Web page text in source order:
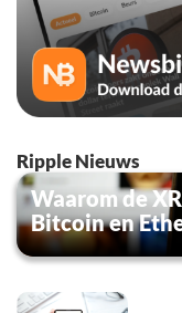
Ripple Nieuws
Waarom de
Bitcoin en